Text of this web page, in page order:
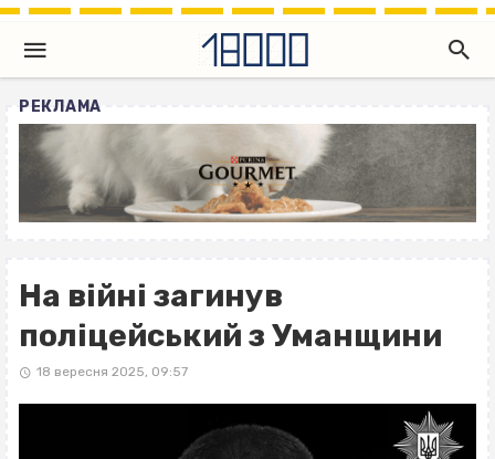
РЕКЛАМА
На війні загинув
поліцейський з Уманщини
18 вересня 2025, 09:57